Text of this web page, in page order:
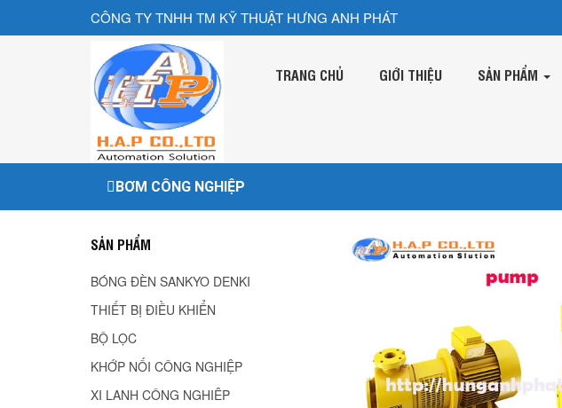
CÔNG TY TNHH TM KỸ THUẬT HƯNG ANH PHÁT
TRANG CHỦ GIỚI THIỆU SẢN PHẨM
BƠM CÔNG NGHIỆP
SẢN PHẨM
BÓNG ĐÈN SANKYO DENKI
THIẾT BỊ ĐIỀU KHIỂN
BỘ LỌC
KHỚP NỐI CÔNG NGHIỆP
XI LANH CÔNG NGHIÊP